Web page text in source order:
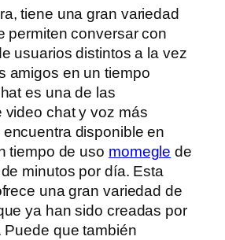
tiene una gran variedad
permiten conversar con
usuarios distintos a la vez
amigos en un tiempo
es una de las
video chat y voz más
disponible en
tiempo de uso momegle de
minutos por día. Esta
una gran variedad de
ya han sido creadas por
Puede que también